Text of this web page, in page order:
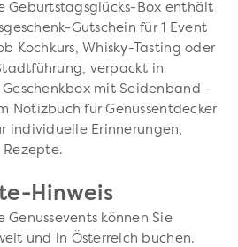
Geburtstagsglücks-Box enthält
Gutschein für 1 Event
Kochkurs, Whisky-Tasting oder
verpackt in
mit Seidenband -
Notizbuch für Genussentdecker
individuelle Erinnerungen,
Rezepte.
Hinweis
Genussevents können Sie
und in Österreich buchen.